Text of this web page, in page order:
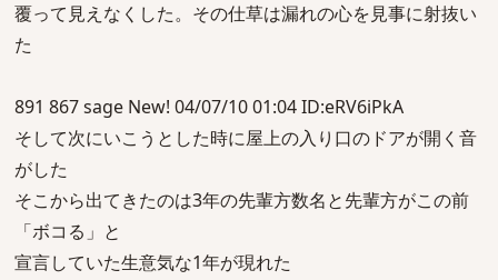
覆って見えなくした。その仕草は漏れの心を見事に射抜い
た
891 867 sage New! 04/07/10 01:04 ID:eRV6iPkA
そして次にいこうとした時に屋上の入り口のドアが開く音
がした
そこから出てきたのは3年の先輩方数名と先輩方がこの前
「ボコる」と
宣言していた生意気な1年が現れた